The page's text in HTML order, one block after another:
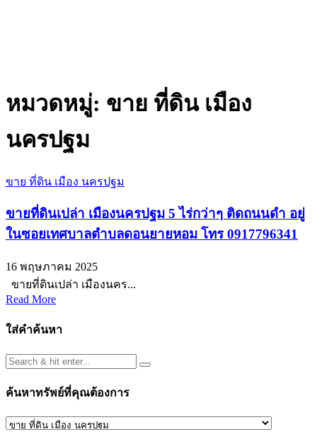
หมวดหมู่: ขาย ที่ดิน เมือง
นครปฐม
ขาย ที่ดิน เมือง นครปฐม
ขายที่ดินเปล่า เมืองนครปฐม 5 ไร่กว่าๆ ติดถนนดำ อยู่
ในซอยเทศบาลตำบลดอนยายหอม โทร 0917796341
16 พฤษภาคม 2025
ขายที่ดินเปล่า เมืองนคร...
Read More
ใส่คำค้นหา
ค้นหาทรัพย์ที่คุณต้องการ
ค้นหา